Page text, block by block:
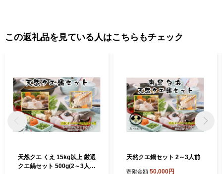
この返礼品を見ている人はこちらもチェック
天然クエ くえ 15kg以上 厳選
クエ鍋セット 500g(2～3人
天然クエ鍋セット 2～3人前
寄附金額 50,000円